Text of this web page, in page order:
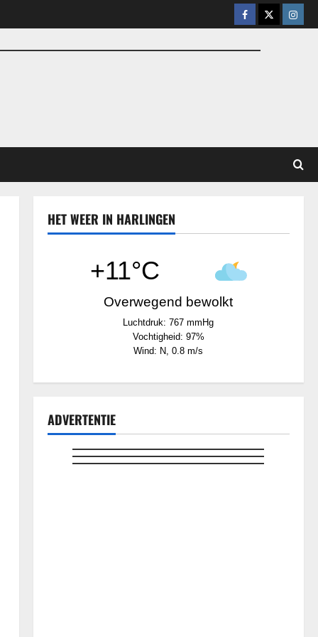
Facebook
X
HET WEER IN HARLINGEN
+11°C
Overwegend bewolkt
Luchtdruk: 767 mmHg
Vochtigheid: 97%
Wind: N, 0.8 m/s
ADVERTENTIE